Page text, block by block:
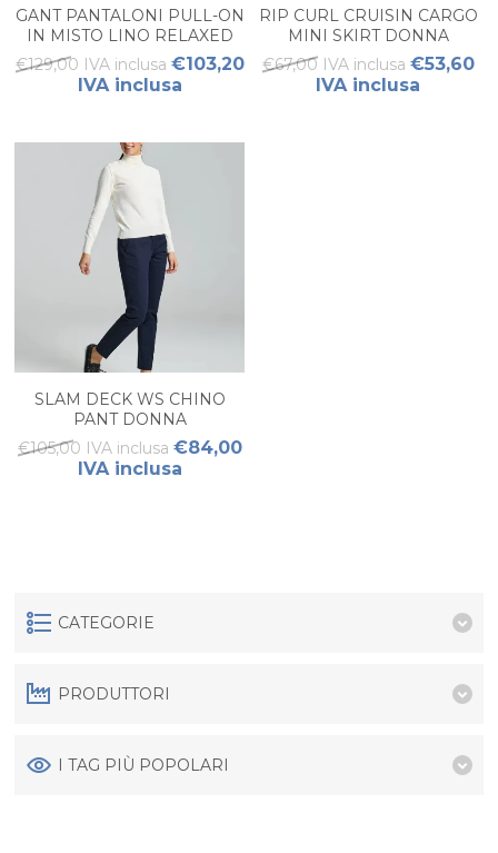
GANT PANTALONI PULL-ON
IN MISTO LINO RELAXED
FIT DONNA
€129,00 IVA inclusa €103,20
IVA inclusa
RIP CURL CRUISIN CARGO
MINI SKIRT DONNA
€67,00 IVA inclusa €53,60
IVA inclusa
SLAM DECK WS CHINO
PANT DONNA
€105,00 IVA inclusa €84,00
IVA inclusa
CATEGORIE
PRODUTTORI
I TAG PIÙ POPOLARI